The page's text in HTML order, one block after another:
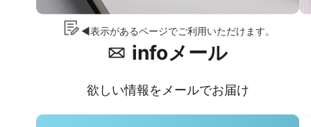
◀表示があるページでご利用いただけます。
infoメール
欲しい情報をメールでお届け